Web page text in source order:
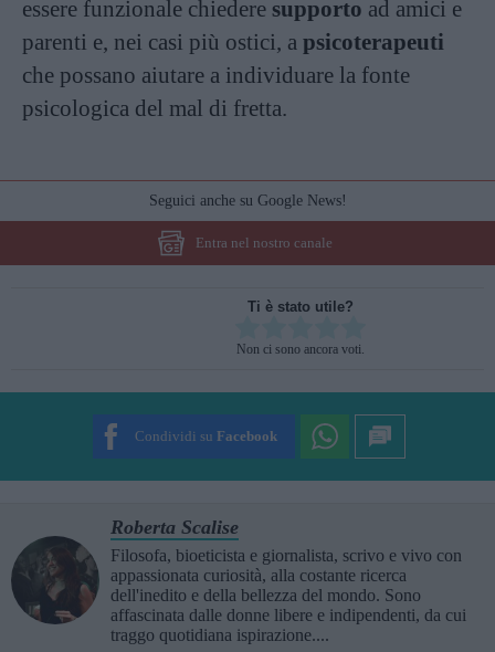
essere funzionale chiedere supporto ad amici e
parenti e, nei casi più ostici, a psicoterapeuti
che possano aiutare a individuare la fonte
psicologica del mal di fretta.
Seguici anche su Google News!
Entra nel nostro canale
Ti è stato utile?
Non ci sono ancora voti.
Condividi su Facebook
Roberta Scalise
Filosofa, bioeticista e giornalista, scrivo e vivo con
appassionata curiosità, alla costante ricerca
dell'inedito e della bellezza del mondo. Sono
affascinata dalle donne libere e indipendenti, da cui
traggo quotidiana ispirazione....